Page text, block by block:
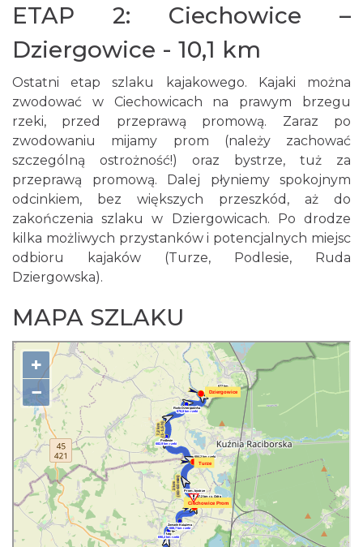
ETAP 2: Ciechowice –
Dziergowice - 10,1 km
Ostatni etap szlaku kajakowego. Kajaki można
zwodować w Ciechowicach na prawym brzegu
rzeki, przed przeprawą promową. Zaraz po
zwodowaniu mijamy prom (należy zachować
szczególną ostrożność!) oraz bystrze, tuż za
przeprawą promową. Dalej płyniemy spokojnym
odcinkiem, bez większych przeszkód, aż do
zakończenia szlaku w Dziergowicach. Po drodze
kilka możliwych przystanków i potencjalnych miejsc
odbioru kajaków (Turze, Podlesie, Ruda
Dziergowska).
MAPA SZLAKU